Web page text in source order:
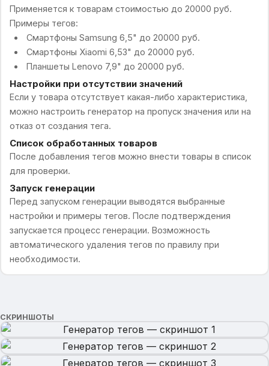
Применяется к товарам стоимостью до 20000 руб.
Примеры тегов:
Смартфоны Samsung 6,5" до 20000 руб.
Смартфоны Xiaomi 6,53" до 20000 руб.
Планшеты Lenovo 7,9" до 20000 руб.
Настройки при отсутствии значений
Если у товара отсутствует какая-либо характеристика,
можно настроить генератор на пропуск значения или на
отказ от создания тега.
Список обработанных товаров
После добавления тегов можно внести товары в список
для проверки.
Запуск генерации
Перед запуском генерации выводятся выбранные
настройки и примеры тегов. После подтверждения
запускается процесс генерации. Возможность
автоматического удаления тегов по правилу при
необходимости.
СКРИНШОТЫ